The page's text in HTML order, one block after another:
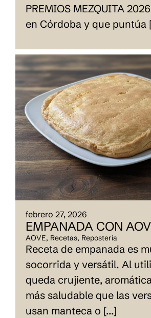
PREMIOS MEZQUITA
en Córdoba y que puntúa
febrero 27, 2026
EMPANADA CON
AOVE, Recetas, Repostería
Receta de empanada es
socorrida y versátil. Al
queda crujiente,
más saludable que las
usan manteca o [...]